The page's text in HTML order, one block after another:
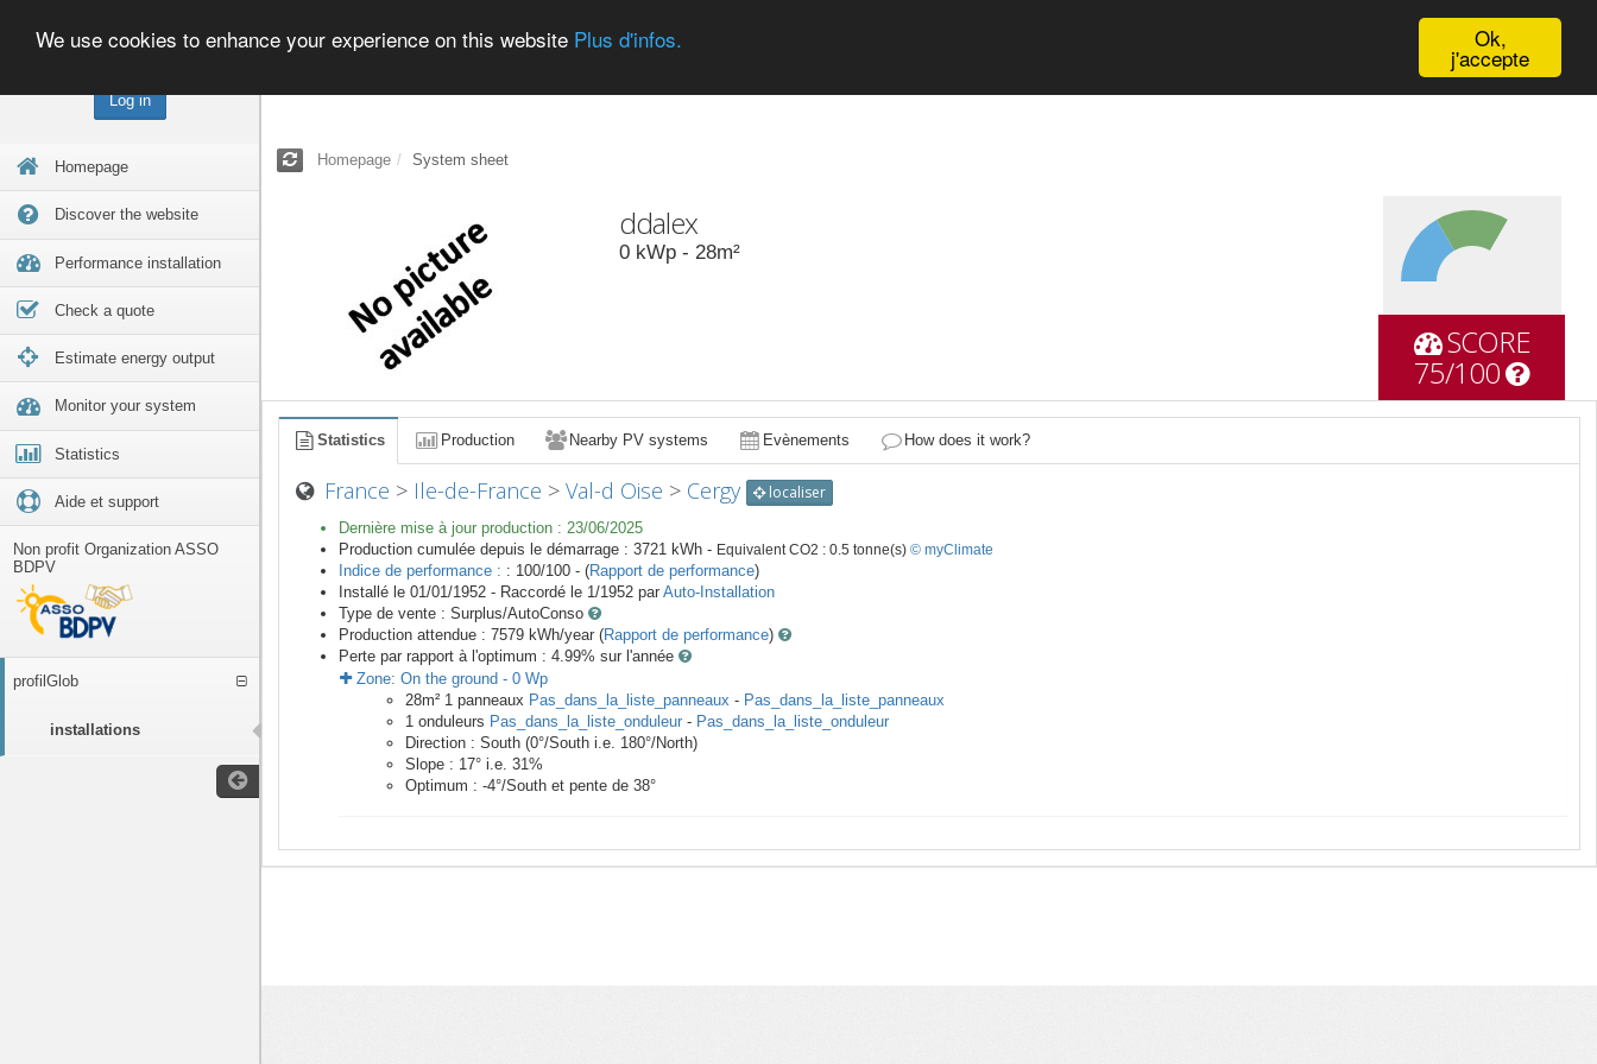
Log in
Homepage
Discover the website
Performance installation
Check a quote
Estimate energy output
Monitor your system
Statistics
Aide et support
Non profit Organization ASSO
BDPV
profilGlob
installations
Ok,
j'accepte
We use cookies to enhance your experience on this website Plus d'infos.
Homepage System sheet
ddalex
0 kWp - 28m²
SCORE
75/100
Statistics Production Nearby PV systems Evènements How does it work?
France > Ile-de-France >Val-d Oise > Cergy localiser
Dernière mise à jour production : 23/06/2025
Production cumulée depuis le démarrage : 3721 kWh - Equivalent CO2 : 0.5 tonne(s) © myClimate
Indice de performance : : 100/100 - (Rapport de performance)
Installé le 01/01/1952 - Raccordé le 1/1952 par Auto-Installation
Type de vente : Surplus/AutoConso
Production attendue : 7579 kWh/year (Rapport de performance)
Perte par rapport à l'optimum : 4.99% sur l'année
Zone: On the ground - 0 Wp
28m² 1 panneaux Pas_dans_la_liste_panneaux - Pas_dans_la_liste_panneaux
1 onduleurs Pas_dans_la_liste_onduleur - Pas_dans_la_liste_onduleur
Direction : South (0°/South i.e. 180°/North)
Slope : 17° i.e. 31%
Optimum : -4°/South et pente de 38°